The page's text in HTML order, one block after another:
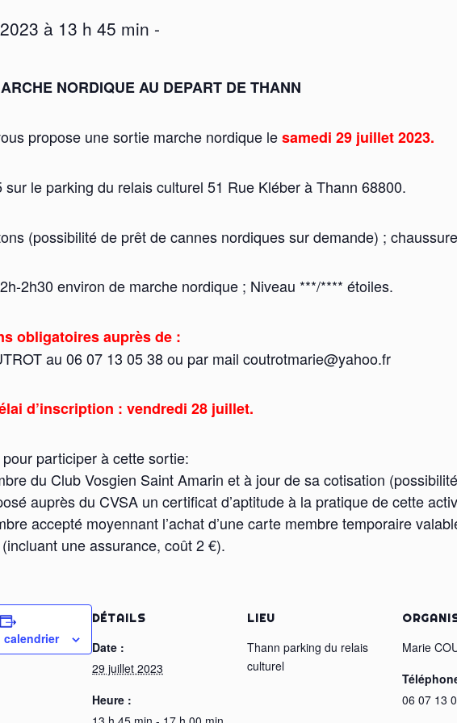
à 13 h 45 min -
NORDIQUE AU DEPART DE THANN
propose une sortie marche nordique lesamedi 29 juillet 2023.
sur le parking du relais culturel 51 Rue Kléber à Thann 68800.
(possibilité de prêt de cannes nordiques sur demande) ;
2h30 environ de marche nordique ; Niveau ***/**** étoiles.
obligatoires auprès de :
au 06 07 13 05 38 ou par mail coutrotmarie@yahoo.fr
d’inscription : vendredi 28 juillet.
participer à cette sortie:
du Club Vosgien Saint Amarin et à jour de sa cotisation
auprès du CVSA un certificat d’aptitude à la pratique de cette
accepté moyennant l’achat d’une carte membre temporaire
une assurance, coût 2 €).
DÉTAILS
Date :
29 juillet 2023
Heure :
LIEU
Thann parking du relais
culturel
Marie
06 07 13